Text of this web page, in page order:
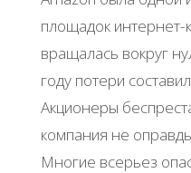
площадок
вращалась вокруг
году потери
Акционеры
компания не
Многие всерьез